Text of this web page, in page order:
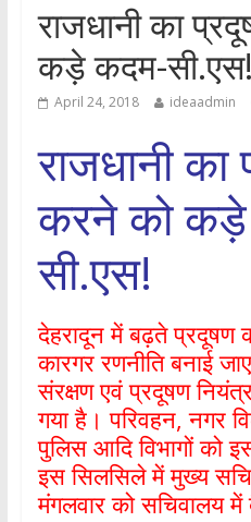
राजधानी का
कड़े कदम-सी.एस!
April 24, 2018 ideaadmin
राजधानी
करने को
सी.एस!
देहरादून में बढ़ते
कारगर रणनीति बनाई
संरक्षण एवं प्रदूषण
गया है। परिवहन, नगर
पुलिस आदि विभागों को
इस सिलसिले में मुख्य
मंगलवार को सचिवालय